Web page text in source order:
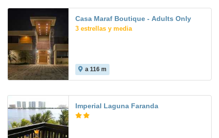
Casa Maraf Boutique - Adults Only
3 estrellas y media
a 116 m
Imperial Laguna Faranda